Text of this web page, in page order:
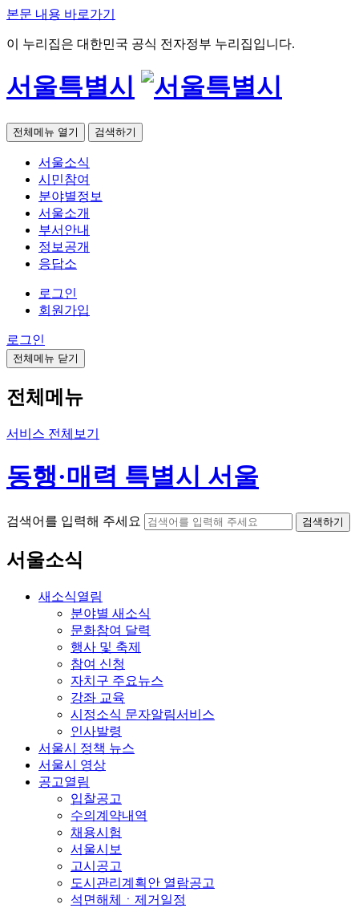
본문 내용 바로가기
이 누리집은 대한민국 공식 전자정부 누리집입니다.
서울특별시
전체메뉴 열기 검색하기
서울소식
시민참여
분야별정보
서울소개
부서안내
정보공개
응답소
로그인
회원가입
로그인
전체메뉴 닫기
전체메뉴
서비스 전체보기
동행·매력 특별시 서울
검색어를 입력해 주세요 검색하기
서울소식
새소식열림
분야별 새소식
문화참여 달력
행사 및 축제
참여 신청
자치구 주요뉴스
강좌 교육
시정소식 문자알림서비스
인사발령
서울시 정책 뉴스
서울시 영상
공고열림
입찰공고
수의계약내역
채용시험
서울시보
고시공고
도시관리계획안 열람공고
석면해체ㆍ제거일정